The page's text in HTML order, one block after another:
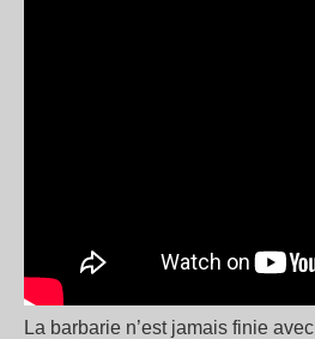
La barbarie n’est jamais finie avec